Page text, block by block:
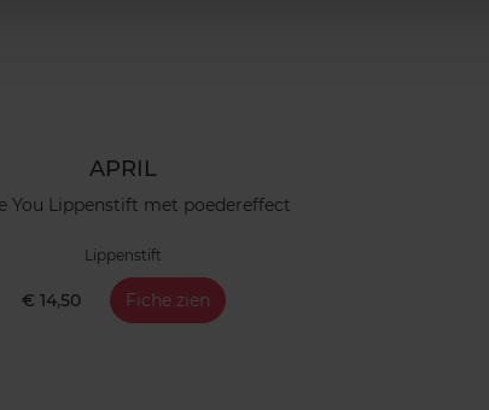
APRIL
You Lippenstift met poedereffect
Lippenstift
€ 14,50 Fiche zien